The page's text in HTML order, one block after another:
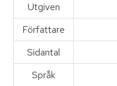
Utgiven
Författare
Sidantal
Språk